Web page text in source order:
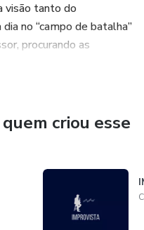
visão tanto do
no “campo de batalha”
procurando as
& Jocafi, escreveu
autoral em diversos
e participou de
e internacional, tais
Scott, Itacyr Bocatto,
criou esse